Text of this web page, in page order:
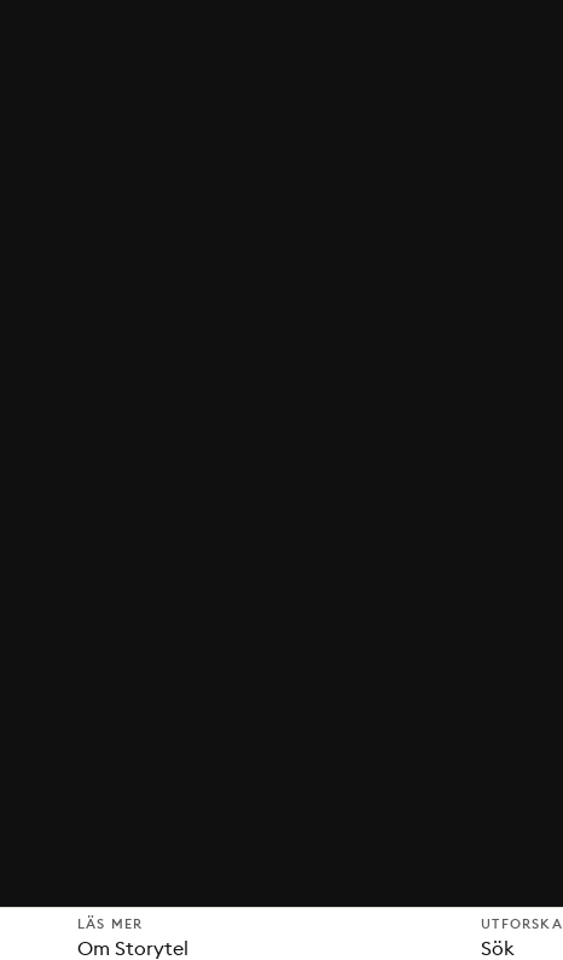
LÄS MER
Om Storytel
UTFORSKA
Sök